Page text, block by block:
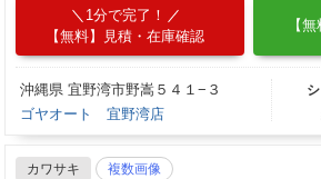
1分で完了！
【無料】見積・在庫確認
【
沖縄県 宜野湾市野嵩５４１−３
ゴヤオート 宜野湾店
カワサキ 複数画像